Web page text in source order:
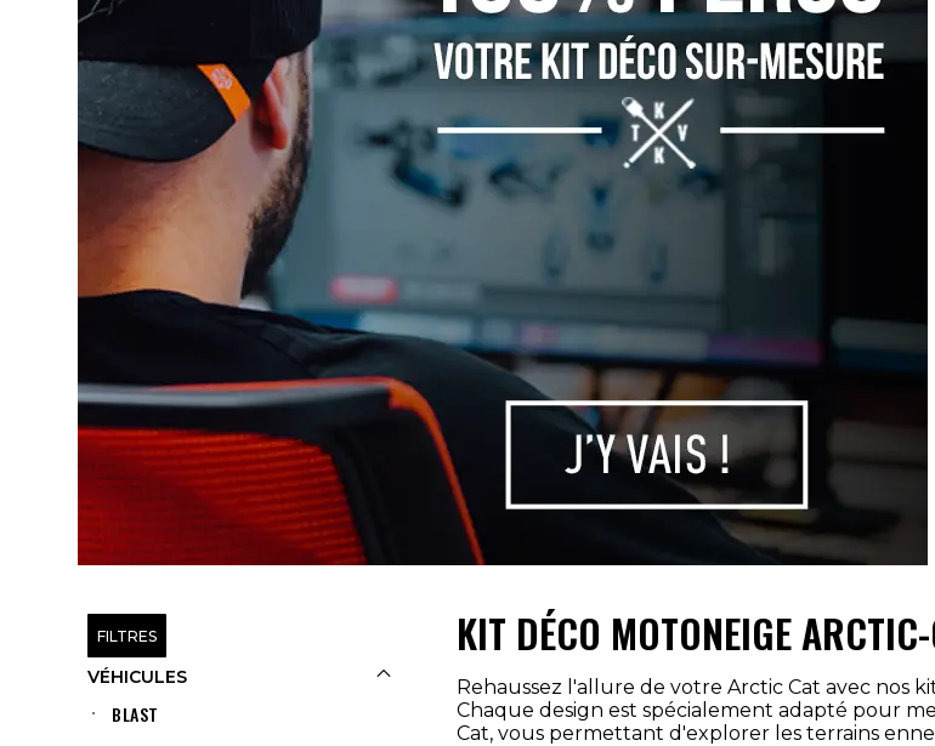
FILTRES
VÉHICULES 
BLAST
KIT DÉCO MOTONEIGE
Rehaussez l'allure de votre Arctic Cat avec nos
Chaque design est spécialement adapté pour
Cat, vous permettant d'explorer les terrains